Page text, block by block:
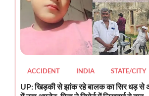
ACCIDENT INDIA STATE/CITY
UP: खिड़की से झांक रहे बालक का सिर धड़ से